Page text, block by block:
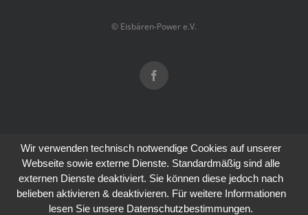
© Eisbären-Power e.V.
Wir verwenden technisch notwendige Cookies auf unserer
Webseite sowie externe Dienste. Standardmäßig sind alle
externen Dienste deaktiviert. Sie können diese jedoch nach
belieben aktivieren & deaktivieren. Für weitere Informationen
lesen Sie unsere Datenschutzbestimmungen.